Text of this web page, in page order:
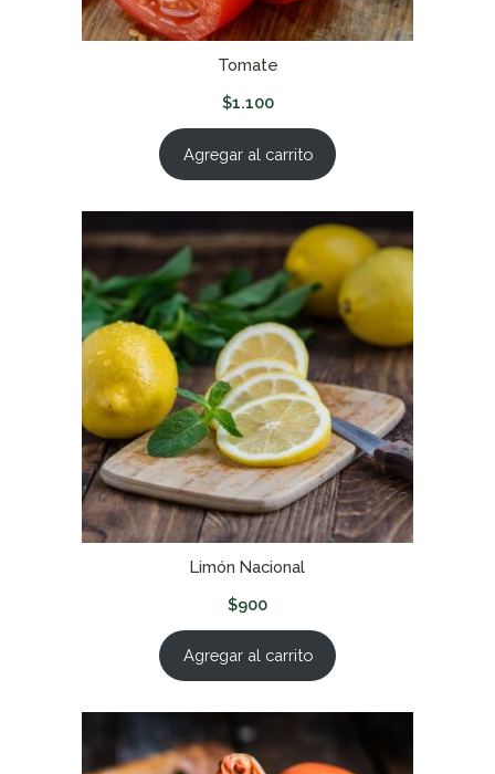
Tomate
$1.100
Agregar al carrito
Limón Nacional
$900
Agregar al carrito